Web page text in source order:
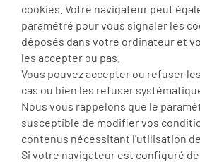
cookies. Votre navigateur peut
paramétré pour vous signaler les
déposés dans votre ordinateur et
les accepter ou pas.
Vous pouvez accepter ou refuser
cas ou bien les refuser
Nous vous rappelons que le
susceptible de modifier vos
contenus nécessitant l'utilisation
Si votre navigateur est configuré